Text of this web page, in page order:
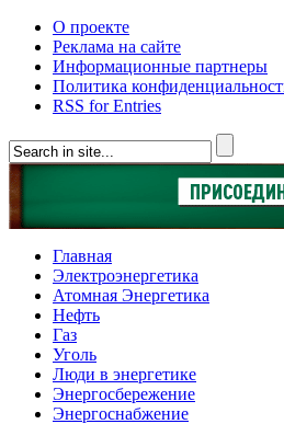
О проекте
Реклама на сайте
Информационные партнеры
Политика
RSS for Entries
Главная
Электроэнергетика
Атомная Энергетика
Нефть
Газ
Уголь
Люди в энергетике
Энергосбережение
Энергоснабжение